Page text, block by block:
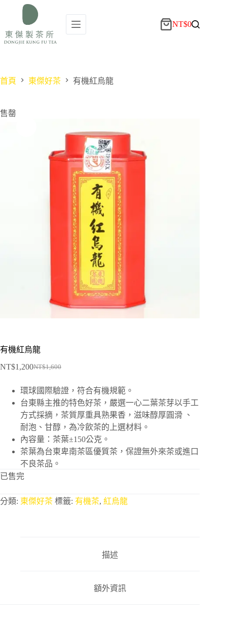
NT$0
首頁 東傑好茶 有機紅烏龍
售罄
有機紅烏龍
NT$1,600
NT$1,200
環球國際驗證，符合有機規範。
台東縣主推的特色好茶，嚴選一心二葉茶芽以手工
方式採摘，茶質厚重具熟果香，滋味醇厚圓滑 、
耐泡、甘醇，為冷飲茶的上選材料。
內容量：茶葉±150公克。
茶葉為台東卑南茶區優質茶，保證無外來茶或進口
不良茶品。
已售完
分類: 東傑好茶 標籤: 有機茶, 紅烏龍
描述
額外資訊